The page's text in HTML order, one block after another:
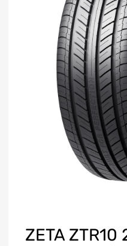
ZETA ZTR10